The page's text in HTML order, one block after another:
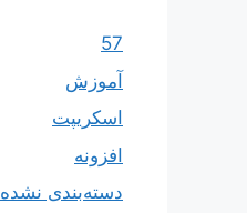
57
آموزش
اسکریپت
افزونه
دسته‌بندی نشده